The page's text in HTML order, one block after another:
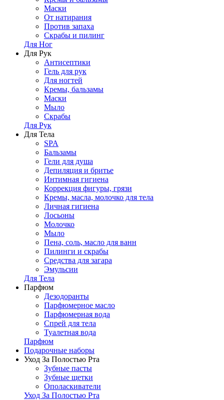
Маски
От натирания
Против запаха
Скрабы и пилинг
Для Ног
Для Рук
Антисептики
Гель для рук
Для ногтей
Кремы, бальзамы
Маски
Мыло
Скрабы
Для Рук
Для Тела
SPA
Бальзамы
Гели для душа
Депиляция и бритье
Интимная гигиена
Коррекция фигуры, грязи
Кремы, масла, молочко для тела
Личная гигиена
Лосьоны
Молочко
Мыло
Пена, соль, масло для ванн
Пилинги и скрабы
Средства для загара
Эмульсии
Для Тела
Парфюм
Дезодоранты
Парфюмерное масло
Парфюмерная вода
Спрей для тела
Туалетная вода
Парфюм
Подарочные наборы
Уход За Полостью Рта
Зубные пасты
Зубные щетки
Ополаскиватели
Уход За Полостью Рта